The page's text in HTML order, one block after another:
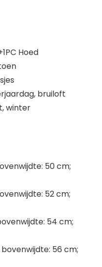
Hoed
bruiloft
winter
50 cm;
52 cm;
54 cm;
bovenwijdte: 56 cm;